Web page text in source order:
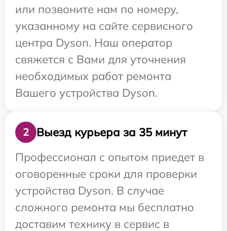
или позвоните нам по номеру,
указанному на сайте сервисного
центра Dyson. Наш оператор
свяжется с Вами для уточнения
необходимых работ ремонта
Вашего устройства Dyson.
2
Выезд курьера за 35 минут
Профессионал с опытом приедет в
оговоренные сроки для проверки
устройства Dyson. В случае
сложного ремонта мы бесплатно
доставим технику в сервис в